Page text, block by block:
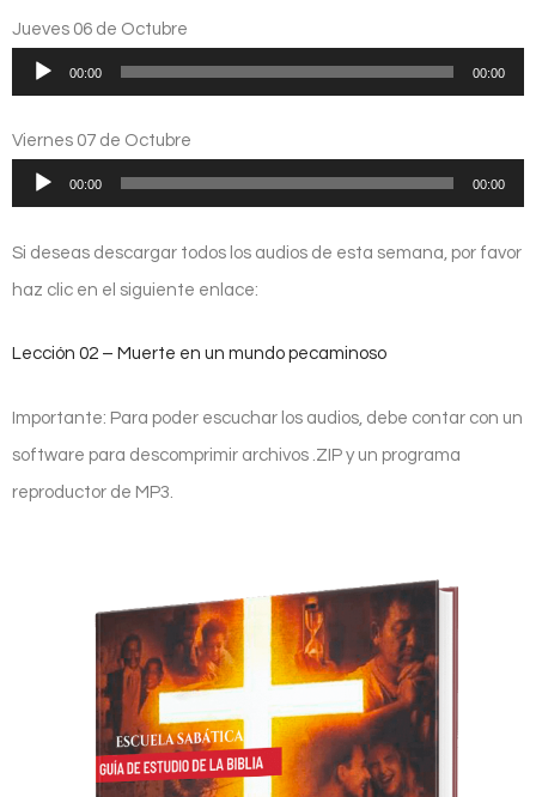
audio
Jueves 06 de Octubre
Reproductor
audio
00:00 00:00
Viernes 07 de Octubre
Reproductor
audio
00:00 00:00
Si deseas descargar todos los audios de esta semana, por favor
haz clic en el siguiente enlace:
Lección 02 – Muerte en un mundo pecaminoso
Importante: Para poder escuchar los audios, debe contar con un
software para descomprimir archivos .ZIP y un programa
reproductor de MP3.